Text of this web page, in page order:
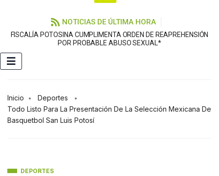
NOTICIAS DE ÚLTIMA HORA
FISCALÍA POTOSINA CUMPLIMENTA ORDEN DE REAPREHENSIÓN
POR PROBABLE ABUSO SEXUAL*
Inicio
Deportes
Todo Listo Para La Presentación De La Selección Mexicana De
Basquetbol San Luis Potosí
DEPORTES